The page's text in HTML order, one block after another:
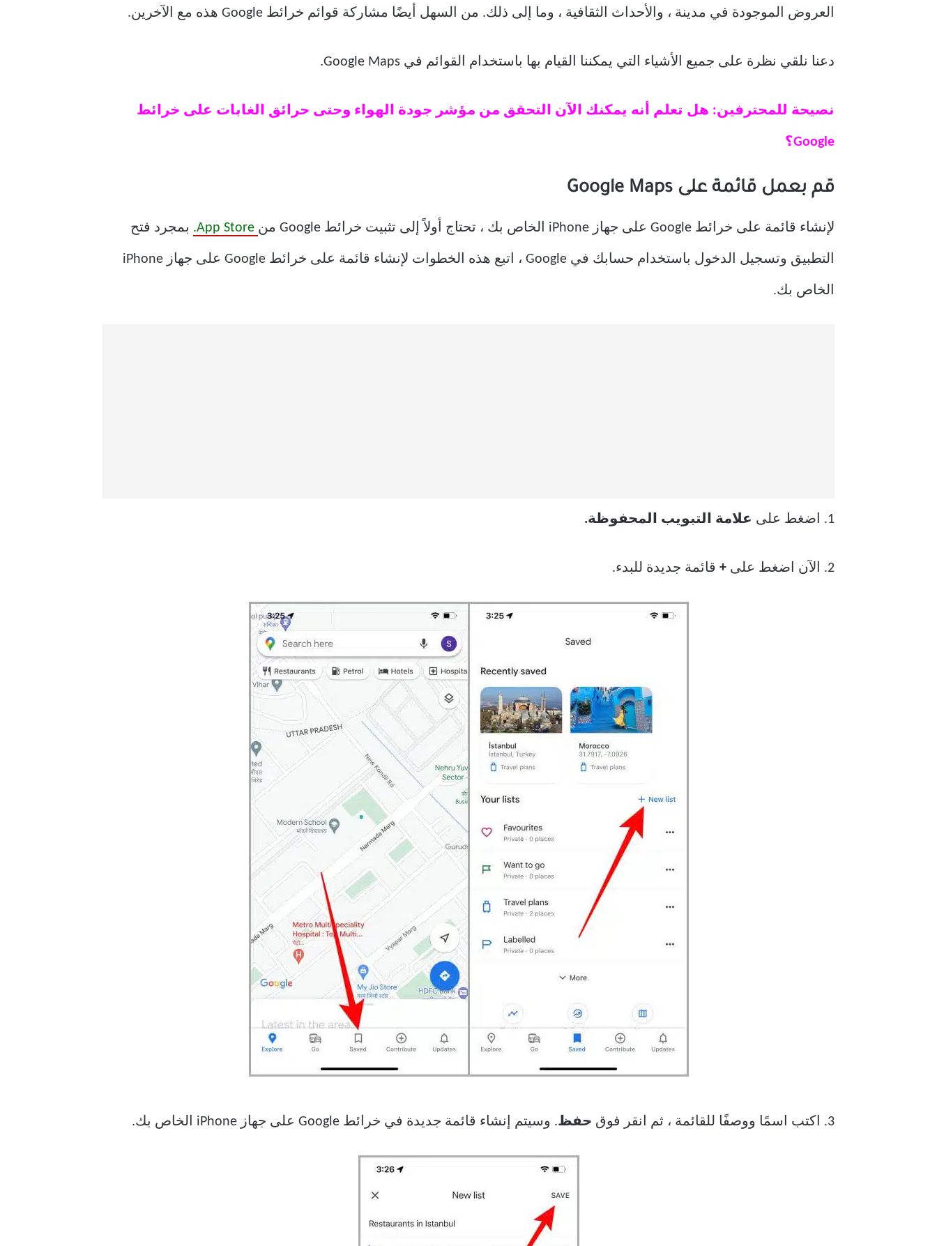
العروض الموجودة في مدينة ، والأحداث الثقافية ، وما إلى ذلك. من السهل أيضًا مشاركة قوائم خرائط Google هذه مع الآخرين.
دعنا نلقي نظرة على جميع الأشياء التي يمكننا القيام بها باستخدام القوائم في Google Maps.
نصيحة للمحترفين: هل تعلم أنه يمكنك الآن التحقق من مؤشر جودة الهواء وحتى حرائق الغابات على خرائط
Google؟
قم بعمل قائمة على Google Maps
لإنشاء قائمة على خرائط Google على جهاز iPhone الخاص بك ، تحتاج أولاً إلى تثبيت خرائط Google من بمجرد فتح
التطبيق وتسجيل الدخول باستخدام حسابك في Google ، اتبع هذه الخطوات لإنشاء قائمة على خرائط Google على جهاز iPhone
الخاص بك.
1. اضغط على علامة التبويب المحفوظة.
2. الآن اضغط على + قائمة جديدة للبدء.
3. اكتب اسمًا ووصفًا للقائمة ، ثم انقر فوق حفظ. وسيتم إنشاء قائمة جديدة في خرائط Google على جهاز iPhone الخاص بك.